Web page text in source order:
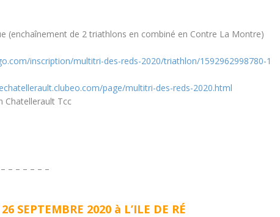
(enchaînement de 2 triathlons en combiné en Contre La Montre)
inscription/multitri-des-reds-2020/triathlon/1592962998780-1
page/multitri-des-reds-2020.html
Chatellerault Tcc
– – – – – –
SEPTEMBRE 2020 à L’ILE DE RÉ